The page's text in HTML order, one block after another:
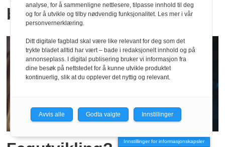
beredskap
Innstillinger for informasjonskapsler
analyse, for å sammenligne nettlesere, tilpasse innhold til deg
og for å utvikle og tilby nødvendig funksjonalitet. Les mer i vår
personvernerklæring.
Ditt digitale fagblad skal være like relevant for deg som det
trykte bladet alltid har vært – bade i redaksjonelt innhold og på
annonseplass. I digital publisering bruker vi informasjon fra
dine besøk på nettstedet for å kunne utvikle produktet
kontinuerlig, slik at du opplever det nyttig og relevant.
Avvis alle Godta valgte Innstillinger